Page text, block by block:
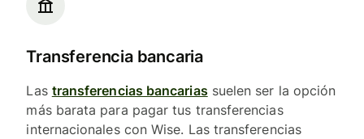
Transferencia bancaria
Las transferencias bancariassuelen ser la opción
más barata para pagar tus transferencias
internacionales con Wise. Las transferencias